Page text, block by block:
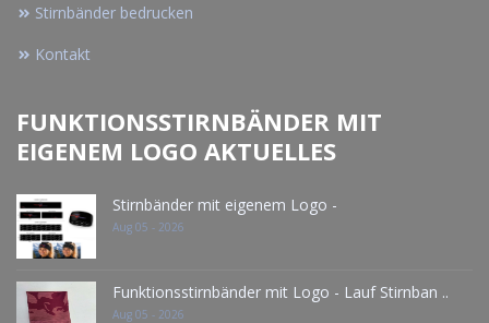
Stirnbänder bedrucken
Kontakt
FUNKTIONSSTIRNBÄNDER MIT
EIGENEM LOGO AKTUELLES
Stirnbänder mit eigenem Logo -
Aug 05 - 2026
Funktionsstirnbänder mit Logo - Lauf Stirnban ..
Aug 05 - 2026